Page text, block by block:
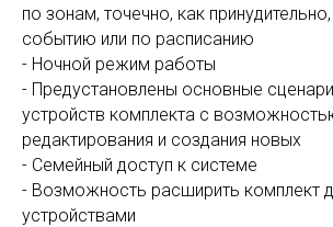
по зонам, точечно, как
событию или по расписанию
- Ночной режим работы
- Предустановлены основные
устройств комплекта с
редактирования и создания новых
- Семейный доступ к системе
- Возможность расширить комплект
устройствами